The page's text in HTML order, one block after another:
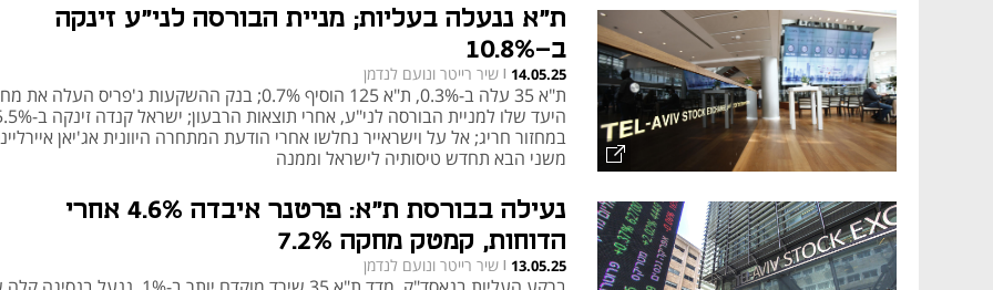
ת"א ננעלה בעליות; מניית הבורסה לני"ע זינקה
ב-10.8%
14.05.25
| שיר רייטר ונועם לנדמן
ת"א 35 עלה ב-0.3%, ת"א 125 הוסיף 0.7%; בנק ההשקעות ג'פריס העלה את
היעד שלו למניית הבורסה לני"ע, אחרי תוצאות הרבעון;
במחזור חריג; אל על וישראייר נחלשו אחרי הודעת המתחרה היוונית אג'יאן
משני הבא תחדש טיסותיה לישראל וממנה
נעילה בבורסת ת"א: פרטנר איבדה 4.6% אחרי
הדוחות, קמטק מחקה 7.2%
13.05.25
| שיר רייטר ונועם לנדמן